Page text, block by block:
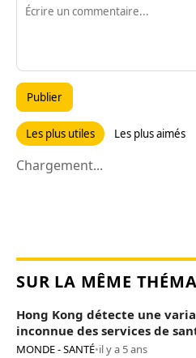
Publier
Les plus utiles Les plus aimés
Chargement...
SUR LA MÊME
Hong Kong détecte une
inconnue des services de
MONDE - SANTÉ•il y a 5 ans